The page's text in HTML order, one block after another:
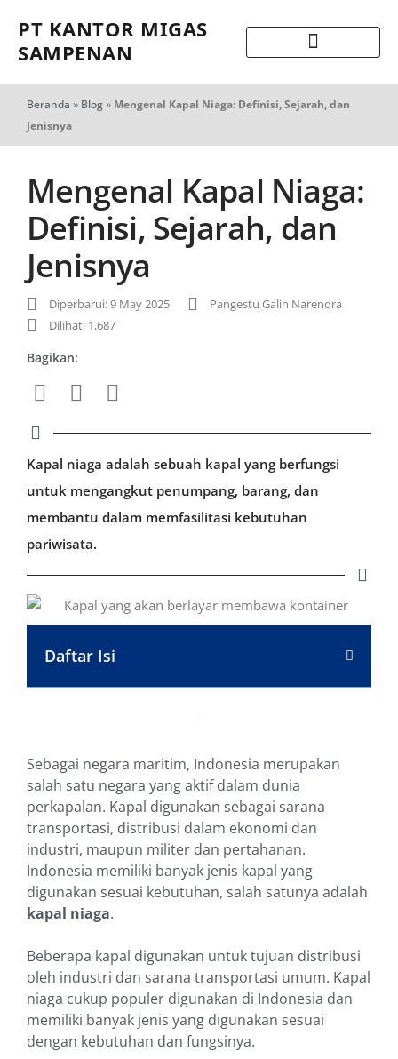
PT KANTOR MIGAS
SAMPENAN
Beranda » Blog» Mengenal Kapal Niaga: Definisi, Sejarah, dan
Jenisnya
Mengenal Kapal Niaga:
Definisi, Sejarah, dan
Jenisnya
Diperbarui: 9 May 2025
Pangestu Galih Narendra
Dilihat: 1,687
Bagikan:
Kapal niaga adalah sebuah kapal yang berfungsi
untuk mengangkut penumpang, barang, dan
membantu dalam memfasilitasi kebutuhan
pariwisata.
Daftar Isi
Sebagai negara maritim, Indonesia merupakan
salah satu negara yang aktif dalam dunia
perkapalan. Kapal digunakan sebagai sarana
transportasi, distribusi dalam ekonomi dan
industri, maupun militer dan pertahanan.
Indonesia memiliki banyak jenis kapal yang
digunakan sesuai kebutuhan, salah satunya adalah
kapal niaga.
Beberapa kapal digunakan untuk tujuan distribusi
oleh industri dan sarana transportasi umum. Kapal
niaga cukup populer digunakan di Indonesia dan
memiliki banyak jenis yang digunakan sesuai
dengan kebutuhan dan fungsinya.